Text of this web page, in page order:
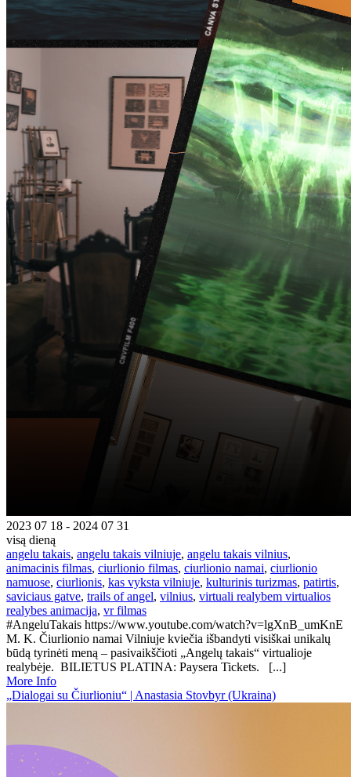
2023 07 18 - 2024 07 31
visą dieną
angelu takais, angelu takais vilniuje, angelu takais vilnius,
animacinis filmas, ciurlionio filmas, ciurlionio namai, ciurlionio
namuose, ciurlionis, kas vyksta vilniuje, kulturinis turizmas, patirtis,
saviciaus gatve, trails of angel, vilnius, virtuali realybem virtualios
realybes animacija, vr filmas
#AngeluTakais https://www.youtube.com/watch?v=lgXnB_umKnE
M. K. Čiurlionio namai Vilniuje kviečia išbandyti visiškai unikalų
būdą tyrinėti meną – pasivaikščioti „Angelų takais“ virtualioje
realybėje. BILIETUS PLATINA: Paysera Tickets. [...]
More Info
„Dialogai su Čiurlioniu“ | Anastasia Stovbyr (Ukraina)